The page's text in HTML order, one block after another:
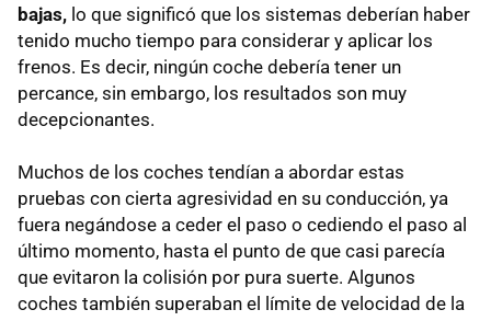
bajas, lo que significó que los sistemas deberían haber
tenido mucho tiempo para considerar y aplicar los
frenos. Es decir, ningún coche debería tener un
percance, sin embargo, los resultados son muy
decepcionantes.
Muchos de los coches tendían a abordar estas
pruebas con cierta agresividad en su conducción, ya
fuera negándose a ceder el paso o cediendo el paso al
último momento, hasta el punto de que casi parecía
que evitaron la colisión por pura suerte. Algunos
coches también superaban el límite de velocidad de la